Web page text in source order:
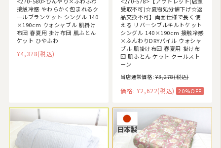
接触冷感 やわらかく包まれるク
ールブランケット シングル 140
×190cm ウォシャブル 肌掛け
布団 春夏用 掛け布団 肌ふとん
ケット ひやふわ
¥4,378(税込)
受取不可)☆夏物処分値下げ☆返
品交換不可】両面仕様で長く使
える リバーシブルキルトケット
シングル 140×190cm 接触冷感
×ふんわりDRYパイル ウォシャ
ブル 肌掛け布団 春夏用 掛け布
団 肌ふとん ケット クールスト
ーン
当店通常価格: ¥3,278(税込)
価格: ¥2,622(税込) 20%OFF